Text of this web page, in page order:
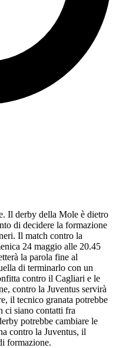
Il derby della Mole è dietro
di decidere la formazione
Il match contro la
24 maggio alle 20.45
la parola fine al
di terminarlo con un
contro il Cagliari e le
contro la Juventus servirà
il tecnico granata potrebbe
ci siano contatti fra
potrebbe cambiare le
contro la Juventus, il
formazione.